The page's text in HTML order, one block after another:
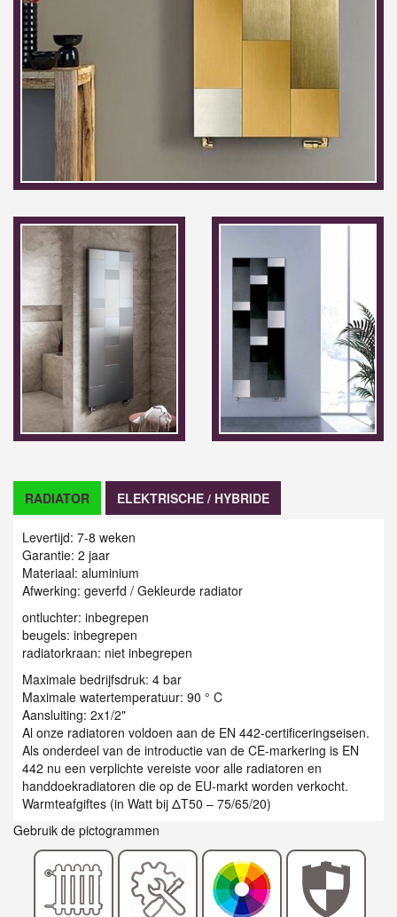
RADIATOR ELEKTRISCHE / HYBRIDE
Levertijd: 7-8 weken
Garantie: 2 jaar
Materiaal: aluminium
Afwerking: geverfd / Gekleurde radiator
ontluchter: inbegrepen
beugels: inbegrepen
radiatorkraan: niet inbegrepen
Maximale bedrijfsdruk: 4 bar
Maximale watertemperatuur: 90 ° C
Aansluiting: 2x1/2"
Al onze radiatoren voldoen aan de EN 442-certificeringseisen.
Als onderdeel van de introductie van de CE-markering is EN
442 nu een verplichte vereiste voor alle radiatoren en
handdoekradiatoren die op de EU-markt worden verkocht.
Warmteafgiftes (in Watt bij ΔT50 – 75/65/20)
Gebruik de pictogrammen